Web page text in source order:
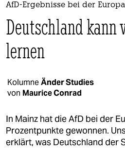
themen
politik
öko
kultur
sport
berlin
AfD-Ergebnisse bei der
Deutschland kann
lernen
KolumneÄnder Studies
von Maurice Conrad
In Mainz hat die AfD bei der
Prozentpunkte gewonnen.
erklärt, was Deutschland der